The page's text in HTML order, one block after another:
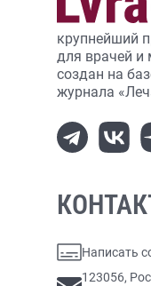
крупнейший
для врачей и
создан на
журнала
Написать
123056,